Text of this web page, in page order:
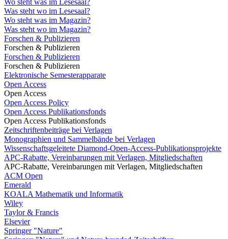
Wo steht was im Lesesaal?
Was steht wo im Lesesaal?
Wo steht was im Magazin?
Was steht wo im Magazin?
Forschen & Publizieren
Forschen & Publizieren
Forschen & Publizieren
Forschen & Publizieren
Elektronische Semesterapparate
Open Access
Open Access
Open Access Policy
Open Access Publikationsfonds
Open Access Publikationsfonds
Zeitschriftenbeiträge bei Verlagen
Monographien und Sammelbände bei Verlagen
Wissenschaftsgeleitete Diamond-Open-Access-Publikationsprojekte
APC-Rabatte, Vereinbarungen mit Verlagen, Mitgliedschaften
APC-Rabatte, Vereinbarungen mit Verlagen, Mitgliedschaften
ACM Open
Emerald
KOALA Mathematik und Informatik
Wiley
Taylor & Francis
Elsevier
Springer "Nature"